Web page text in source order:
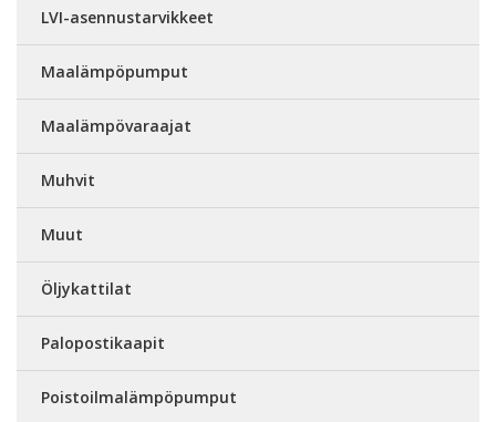
LVI-asennustarvikkeet
Maalämpöpumput
Maalämpövaraajat
Muhvit
Muut
Öljykattilat
Palopostikaapit
Poistoilmalämpöpumput